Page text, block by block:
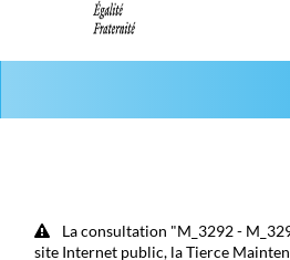
La consultation "M_3292 -
site Internet public, la Tierce